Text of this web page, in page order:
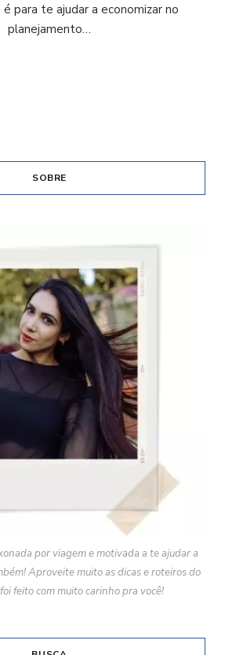
para te ajudar a economizar no
planejamento…
SOBRE
por viagem e motivada a te ajudar a
Aproveite muito as dicas e roteiros do
feito com muito carinho pra você!